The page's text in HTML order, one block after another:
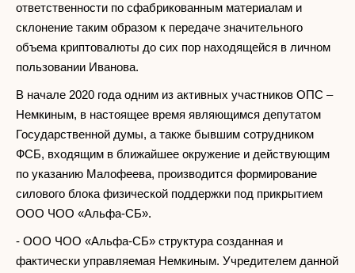
ответственности по сфабрикованным материалам и
склонение таким образом к передаче значительного
объема криптовалюты до сих пор находящейся в личном
пользовании Иванова.
В начале 2020 года одним из активных участников ОПС –
Немкиным, в настоящее время являющимся депутатом
Государственной думы, а также бывшим сотрудником
ФСБ, входящим в ближайшее окружение и действующим
по указанию Малофеева, производится формирование
силового блока физической поддержки под прикрытием
ООО ЧОО «Альфа-СБ».
- ООО ЧОО «Альфа-СБ» структура созданная и
фактически управляемая Немкиным. Учредителем данной